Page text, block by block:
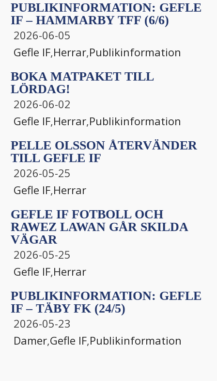
PUBLIKINFORMATION: GEFLE
IF – HAMMARBY TFF (6/6)
2026-06-05
Gefle IF,Herrar,Publikinformation
BOKA MATPAKET TILL
LÖRDAG!
2026-06-02
Gefle IF,Herrar,Publikinformation
PELLE OLSSON ÅTERVÄNDER
TILL GEFLE IF
2026-05-25
Gefle IF,Herrar
GEFLE IF FOTBOLL OCH
RAWEZ LAWAN GÅR SKILDA
VÄGAR
2026-05-25
Gefle IF,Herrar
PUBLIKINFORMATION: GEFLE
IF – TÄBY FK (24/5)
2026-05-23
Damer,Gefle IF,Publikinformation